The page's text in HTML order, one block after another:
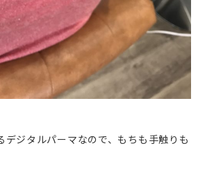
デジタルパーマなので、もちも手触りも